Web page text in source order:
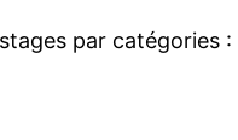
par catégories :